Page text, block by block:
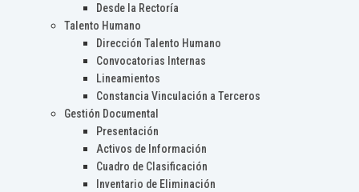
Desde la Rectoría
Talento Humano
Dirección Talento Humano
Convocatorias Internas
Lineamientos
Constancia Vinculación a Terceros
Gestión Documental
Presentación
Activos de Información
Cuadro de Clasificación
Inventario de Eliminación